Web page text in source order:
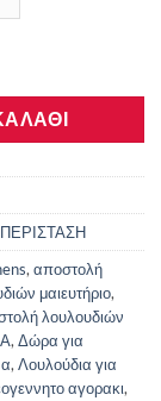
,αποστολή
μαιευτήριο,
λουλουδιών
,Δώρα για
,Λουλούδια για
αγορακι,